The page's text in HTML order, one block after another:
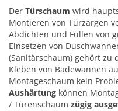
Der Türschaum wird
Montieren von Türzargen
Abdichten und Füllen von
Einsetzen von
(Sanitärschaum) gehört zu
Kleben von Badewannen
Montageschaum kein
Aushärtung können
/ Türenschaum zügig